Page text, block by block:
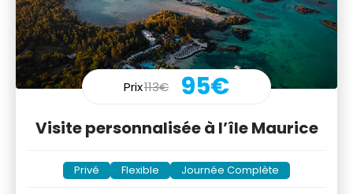
Prix113€ 95€
Visite personnalisée à l’île Maurice
Privé Flexible Journée Complète